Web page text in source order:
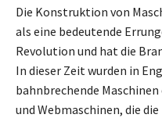
Die Konstruktion von
als eine bedeutende
Revolution und hat die
In dieser Zeit wurden in
bahnbrechende
und Webmaschinen, die